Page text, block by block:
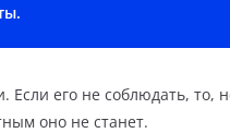
его не соблюдать, то,
оно не станет.